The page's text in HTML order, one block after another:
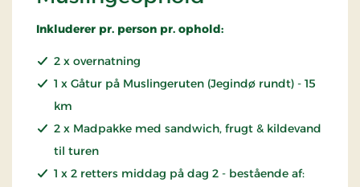
Inkluderer pr. person pr. ophold:
2 x overnatning
1 x Gåtur på Muslingeruten (Jegindø rundt) - 15
km
2 x Madpakke med sandwich, frugt & kildevand
til turen
1 x 2 retters middag på dag 2 - bestående af: